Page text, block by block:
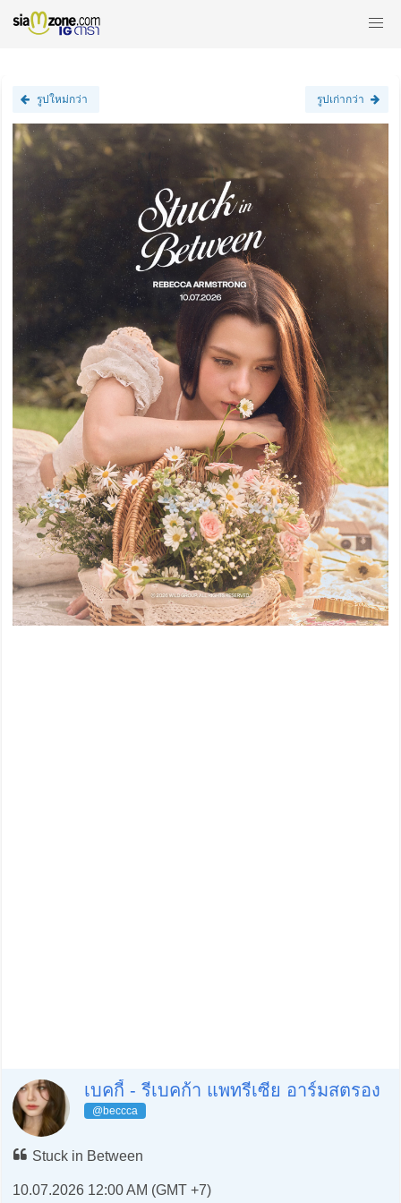
รูปใหม่กว่า รูปเก่ากว่า
เบคกี้ - รีเบคก้า แพทรีเซีย อาร์มสตรอง
@beccca
Stuck in Between
10.07.2026 12:00 AM (GMT +7)